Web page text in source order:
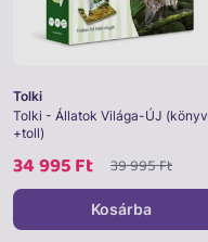
Tolki
Tolki - Állatok Világa-ÚJ (könyv
+toll)
34 995 Ft 39 995 Ft
Kosárba